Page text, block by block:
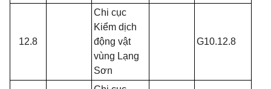
12.8
Chi cục
Kiểm dịch
động vật
vùng Lạng
Sơn
G10.12.8